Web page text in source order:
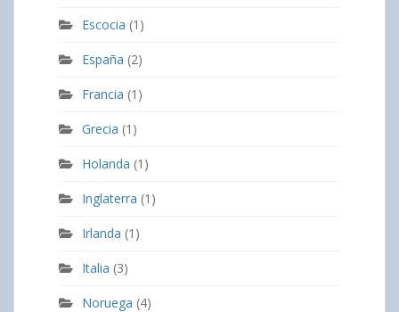
Escocia (1)
España (2)
Francia (1)
Grecia (1)
Holanda (1)
Inglaterra (1)
Irlanda (1)
Italia (3)
Noruega (4)